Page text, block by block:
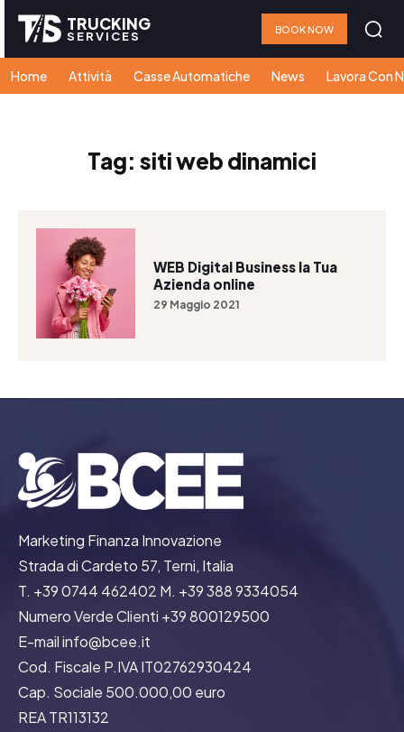
TRUCKING
SERVICES BOOK NOW
Home Attività Casse Automatiche News Lavora Con
Tag: siti web dinamici
WEB Digital Business la Tua
Azienda online
29 Maggio 2021
Marketing Finanza Innovazione
Strada di Cardeto 57, Terni, Italia
T. +39 0744 462402 M. +39 388 9334054
Numero Verde Clienti +39 800129500
E-mail info@bcee.it
Cod. Fiscale P.IVA IT02762930424
Cap. Sociale 500.000,00 euro
REA TR113132